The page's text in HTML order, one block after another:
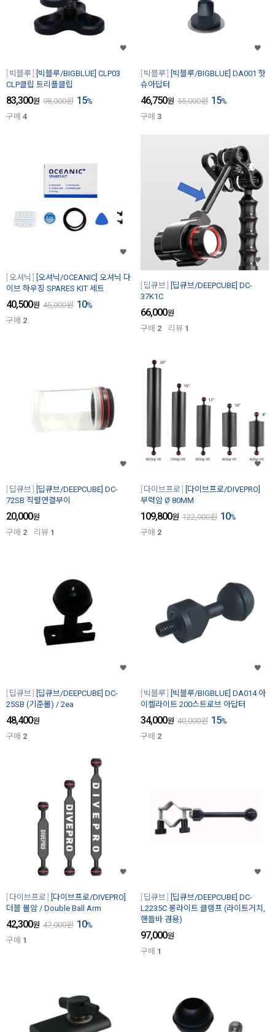
빅블루
[빅블루/BIGBLUE] CLP03
CLP클립 트리플클립
83,300원 98,000원 15%
구매 4
빅블루
[빅블루/BIGBLUE] DA001 핫
슈아답터
46,750원 55,000원 15%
구매 3
오셔닉
[오셔닉/OCEANIC] 오셔닉 다
이브 하우징 SPARES KIT 세트
40,500원 45,000원 10%
구매 2
딥큐브
[딥큐브/DEEPCUBE] DC-
37K1C
66,000원
구매 2 리뷰 1
딥큐브
[딥큐브/DEEPCUBE] DC-
72SB 직렬연결부이
20,000원
구매 2 리뷰 1
다이브프로
[다이브프로/DIVEPRO]
부력암 Ø 80MM
109,800원 122,000원 10%
구매 2
딥큐브
[딥큐브/DEEPCUBE] DC-
25SB (기준볼) / 2ea
48,400원
구매 2
빅블루
[빅블루/BIGBLUE] DA014 아
이켈라이트 200스트로브 아답터
34,000원 40,000원 15%
구매 2
다이브프로
[다이브프로/DIVEPRO]
더블 볼암 / Double Ball Arm
42,300원 47,000원 10%
구매 1
딥큐브
[딥큐브/DEEPCUBE] DC-
L2235C 롱라이트 클램프 (라이트거치,
핸들바 겸용)
97,000원
구매 1